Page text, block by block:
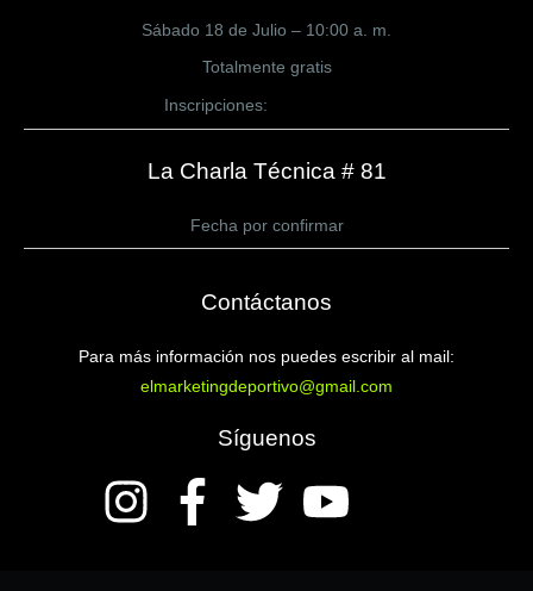
Sábado 18 de Julio – 10:00 a. m.
Totalmente gratis
Inscripciones:
La Charla Técnica # 81
Fecha por confirmar
Contáctanos
Para más información nos puedes escribir al mail:
elmarketingdeportivo@gmail.com
Síguenos